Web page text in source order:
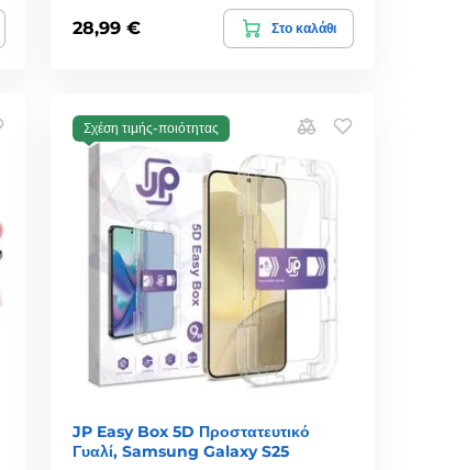
28,99 € Στο καλάθι
Σχέση τιμής-ποιότητας
JP Easy Box 5D Προστατευτικό
Γυαλί, Samsung Galaxy S25